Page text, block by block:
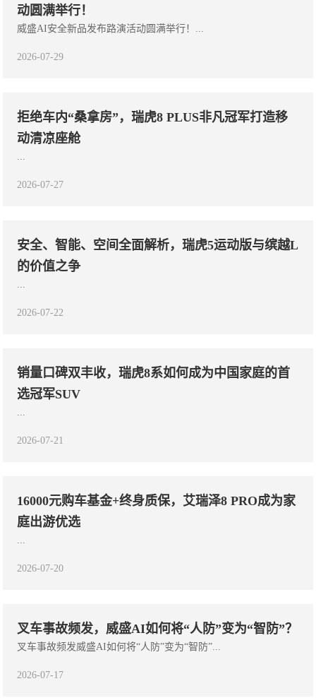
动圆满举行！
威盛AI安全新品发布路演活动圆满举行！...
2026-07-29
拒绝车内“桑拿房”，瑞虎8 PLUS非凡冠军打造移
动清凉座舱
...
2026-07-27
安全、智能、空间全面解析，瑞虎5运动版与缤越L
的价值之争
...
2026-07-22
销量口碑双丰收，瑞虎8系如何成为中国家庭的首
选冠军SUV
...
2026-07-21
16000元购车基金+终身质保，艾瑞泽8 PRO成为家
庭出游优选
...
2026-07-20
叉车事故频发，威盛AI如何将“人防”变为“智防”？
叉车事故频发威盛AI如何将“人防”变为“智防”...
2026-07-17